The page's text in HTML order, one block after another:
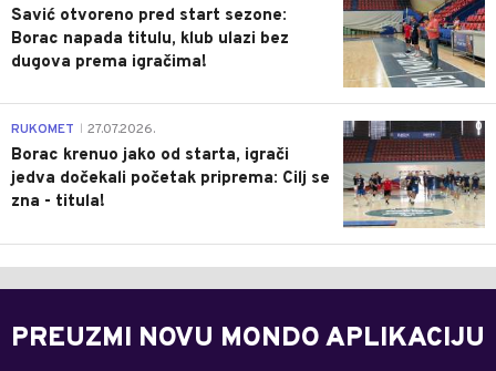
Savić otvoreno pred start sezone:
Borac napada titulu, klub ulazi bez
dugova prema igračima!
0
RUKOMET 27.07.2026.
Borac krenuo jako od starta, igrači
jedva dočekali početak priprema: Cilj se
zna - titula!
PREUZMI NOVU MONDO APLIKACIJU